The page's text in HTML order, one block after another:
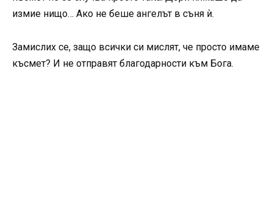
измие нищо… Ако не беше ангелът в съня ѝ.
Замислих се, защо всички си мислят, че просто имаме
късмет? И не отправят благодарности към Бога.